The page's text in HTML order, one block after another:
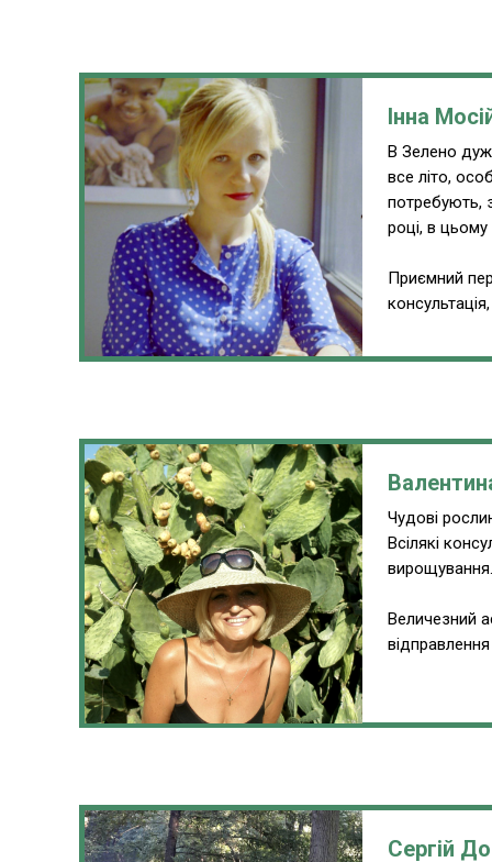
Інна
В Зелено
все літо,
потребують,
році, в
Приємний
Чудові
Всілякі
вирощування.
Величезний
відправлення
Сергій